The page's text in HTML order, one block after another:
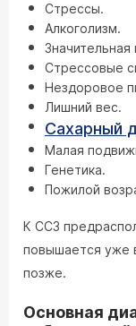
Стрессы.
Алкоголизм.
Значительная
Стрессовые
Нездоровое
Лишний вес.
Сахарный
Малая
Генетика.
Пожилой
К ССЗ
повышается уже
позже.
Основная